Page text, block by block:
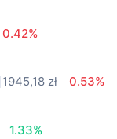
0.42%
1945,18 zł
0.53%
1.33%